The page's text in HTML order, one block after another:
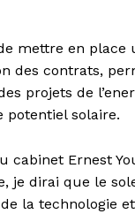
mettre en
des contrats,
projets de
potentiel solaire.
cabinet Ernest
je dirai que le
la technologie